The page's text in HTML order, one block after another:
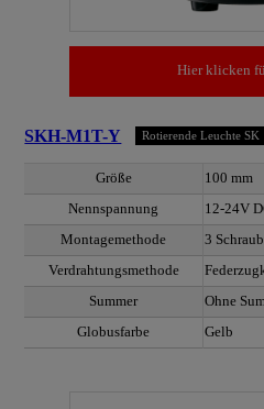
Hier klicken
SKH-M1T-Y Rotierende Leuchte SK
Größe
100 mm
Nennspannung
12-24V
Montagemethode
3
Verdrahtungsmethode
Summer
Ohne
Globusfarbe
Gelb